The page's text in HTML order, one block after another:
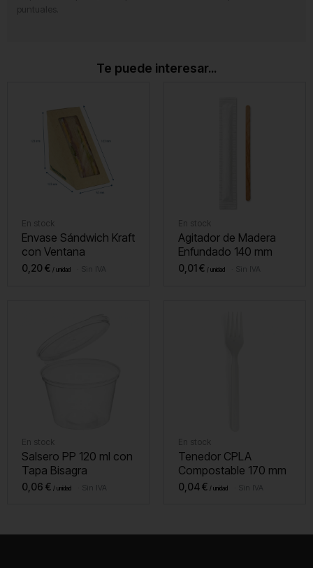
Te puede interesar...
En stock
Envase Sándwich Kraft
con Ventana
0,20 € Sin IVA
En stock
Agitador de Madera
Enfundado 140 mm
0,01€ Sin IVA
En stock
Salsero PP 120 ml con
Tapa Bisagra
0,06 € Sin IVA
En stock
Tenedor CPLA
Compostable 170 mm
0,04€ Sin IVA